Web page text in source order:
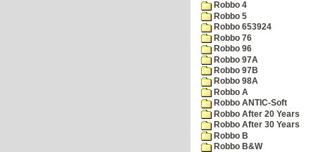
Robbo 4
Robbo 5
Robbo 653924
Robbo 76
Robbo 96
Robbo 97A
Robbo 97B
Robbo 98A
Robbo A
Robbo ANTIC-Soft
Robbo After 20 Years
Robbo After 30 Years
Robbo B
Robbo B&W